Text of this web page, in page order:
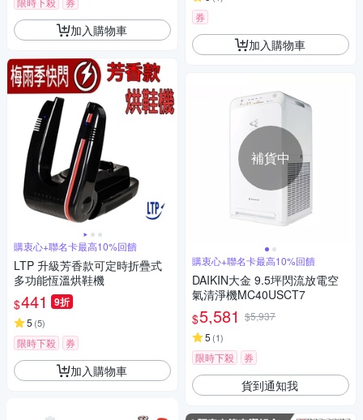
加入購物車
購衷心+聯名卡最高10%回饋
LTP 升級芳香款可定時折疊式
多功能恆溫烘鞋機
$441 9折
5 (5)
限時下殺 券
加入購物車
券
加入購物車
補貨中
購衷心+聯名卡最高10%回饋
DAIKIN大金 9.5坪閃流放電空
氣清淨機MC40USCT7
$5,581 $5,937
5 (1)
限時下殺 券
貨到通知我